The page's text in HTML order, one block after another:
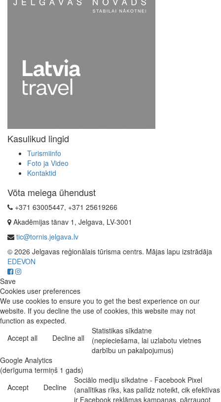
Kasulikud lingid
Turismiinfo
Foto ja Video
Kontaktid
Võta meiega ühendust
+371 63005447, +371 25619266
Akadēmijas tänav 1, Jelgava, LV-3001
tic@tornis.jelgava.lv
© 2026 Jelgavas reģionālais tūrisma centrs. Mājas lapu izstrādāja
EDEVON
Save
Cookies user preferences
We use cookies to ensure you to get the best experience on our
website. If you decline the use of cookies, this website may not
function as expected.
Accept all
Decline all
Statistikas sīkdatne
(nepieciešama, lai uzlabotu vietnes
darbību un pakalpojumus)
Google Analytics
(derīguma termiņš 1 gads)
Accept
Decline
Sociālo mediju sīkdatne - Facebook Pixel
(analītikas rīks, kas palīdz noteikt, cik efektīvas
ir Facebook reklāmas kampaņas, pārraugot